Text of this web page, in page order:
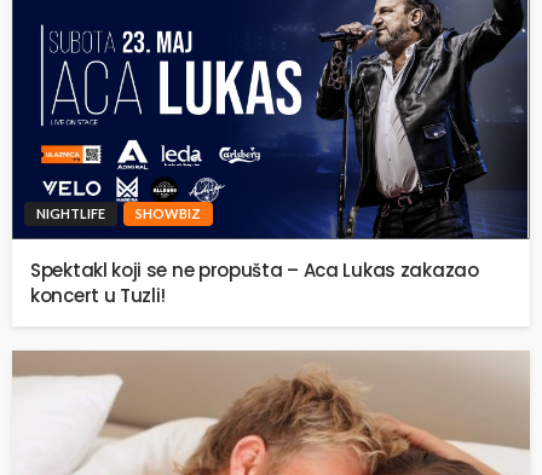
NIGHTLIFE SHOWBIZ
Spektakl koji se ne propušta – Aca Lukas zakazao
koncert u Tuzli!